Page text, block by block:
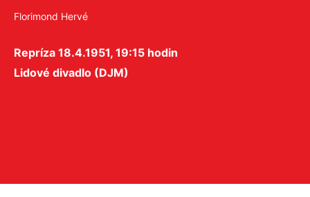
Florimond Hervé
Repríza 18.4.1951, 19:15 hodin
Lidové divadlo (DJM)